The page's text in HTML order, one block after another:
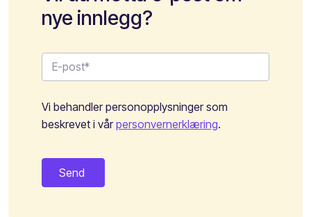
nye innlegg?
Vi behandler personopplysninger som
beskrevet i vårpersonvernerklæring.